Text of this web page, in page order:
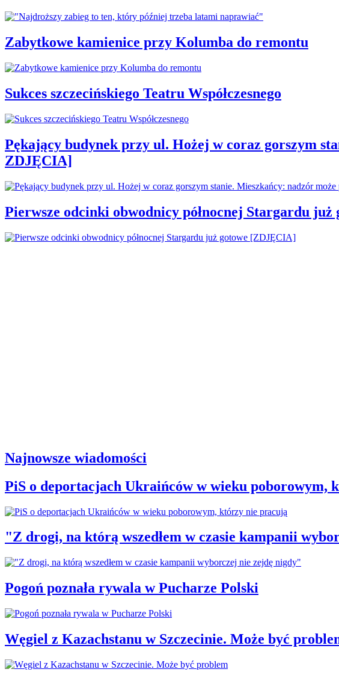
Zabytkowe kamienice przy Kolumba do remontu
Sukces szczecińskiego Teatru Współczesnego
Pękający budynek przy ul. Hożej w coraz gorszym
ZDJĘCIA]
Pierwsze odcinki obwodnicy północnej Stargardu
Najnowsze wiadomości
PiS o deportacjach Ukraińców w wieku poborowym,
"Z drogi, na którą wszedłem w czasie kampanii
Pogoń poznała rywala w Pucharze Polski
Węgiel z Kazachstanu w Szczecinie. Może być